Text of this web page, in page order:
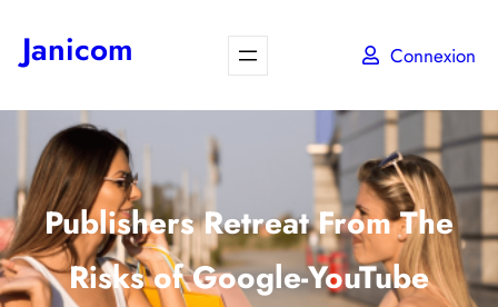
Janicom Connexion
Publishers Retreat From The
Risks of Google-YouTube